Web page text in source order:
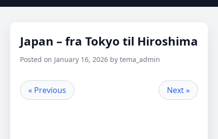
Japan – fra Tokyo til Hiroshima
Posted on January 16, 2026 by tema_admin
« Previous Next »